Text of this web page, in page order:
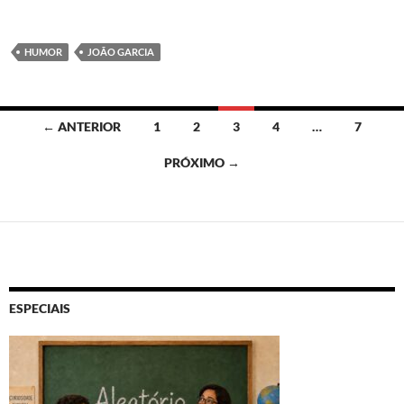
HUMOR JOÃO GARCIA
Navegação
← ANTERIOR 1 2 3 4 … 7
PRÓXIMO →
ESPECIAIS